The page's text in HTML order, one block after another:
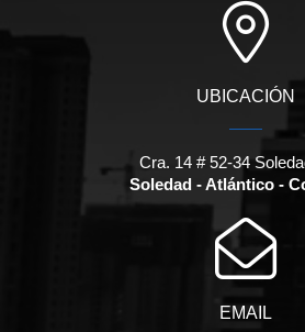
UBICACIÓN
Cra. 14 # 52-34
Soledad - Atlántico -
EMAIL